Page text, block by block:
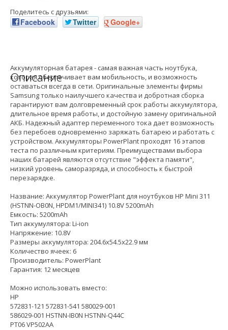
Поделитесь с друзьями:
Facebook Twitter Google+
Описание
Аккумуляторная батарея - самая важная часть ноутбука,
которая обеспечивает вам мобильность, и возможность
оставаться всегда в сети. Оригинальные элементы фирмы
Samsung только наилучшего качества и добротная сборка
гарантируют вам долговременный срок работы аккумулятора,
длительное время работы, и достойную замену оригинальной
АКБ. Надежный адаптер переменного тока дает возможность
без перебоев одновременно заряжать батарею и работать с
устройством. Аккумуляторы PowerPlant проходят 16 этапов
теста по различным критериям. Преимуществами выбора
наших батарей являются отсутствие "эффекта памяти",
низкий уровень саморазряда, и способность к быстрой
перезарядке.
Название: Аккумулятор PowerPlant для ноутбуков HP Mini 311
(HSTNN-OB0N, HPDM1/MINI341) 10.8V 5200mAh
Емкость: 5200mAh
Тип аккумулятора: Li-ion
Напряжение: 10.8V
Размеры аккумулятора: 204.6x54.5x22.9 мм
Количество ячеек: 6
Производитель: PowerPlant
Гарантия: 12 месяцев
Можно использовать вместо:
HP
572831-121 572831-541 580029-001
586029-001 HSTNN-IB0N HSTNN-Q44C
PT06 VP502AA